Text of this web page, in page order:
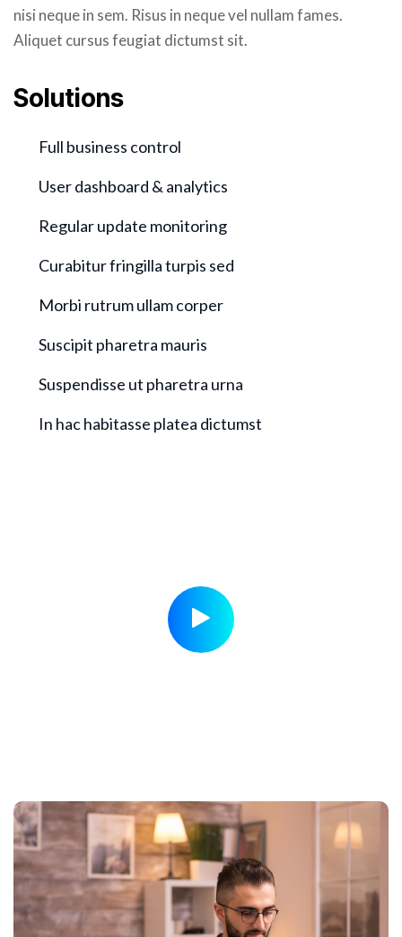
nisi neque in sem. Risus in neque vel nullam fames.
Aliquet cursus feugiat dictumst sit.
Solutions
Full business control
User dashboard & analytics
Regular update monitoring
Curabitur fringilla turpis sed
Morbi rutrum ullam corper
Suscipit pharetra mauris
Suspendisse ut pharetra urna
In hac habitasse platea dictumst